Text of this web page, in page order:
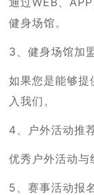
健身场馆。
3、健身场馆加
如果您是能够提
入我们。
4、户外活动推
优秀户外活动与
5、赛事活动报